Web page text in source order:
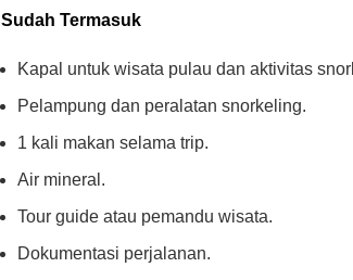
Sudah Termasuk
Kapal untuk wisata pulau dan aktivitas
Pelampung dan peralatan snorkeling.
1 kali makan selama trip.
Air mineral.
Tour guide atau pemandu wisata.
Dokumentasi perjalanan.